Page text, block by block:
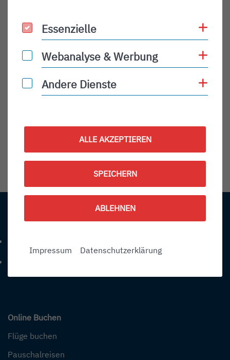
PLN
Status Description:
Checkin:
Codeshare:
Kontakt
Telefonnummer: 4 9 0 7 5 4 1 2 8 4 0
Online Buchen
Flüge buchen
Pauschalreisen
Essenzielle
Essenzielle
Webanalyse & Werbung
Webanalyse & Werbung
Andere Dienste
Andere Dienste
ALLE AKZEPTIEREN
SPEICHERN
ABLEHNEN
Impressum Datenschutzerklärung